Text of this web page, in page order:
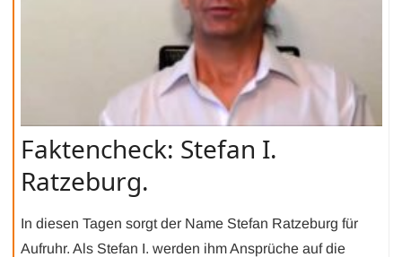
Faktencheck: Stefan I.
Ratzeburg.
In diesen Tagen sorgt der Name Stefan Ratzeburg für
Aufruhr. Als Stefan I. werden ihm Ansprüche auf die